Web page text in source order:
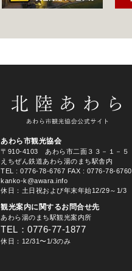
あわら市観光協会
〒910-4103 あわら市二面３３－１－５
えちぜん鉄道あわら湯のまち駅舎内
TEL
: 0776-78-6767 FAX : 0776-78-6760
kanko-k@awara.info
休日：土日祝および年末年始12/29～1/3
観光案内に関するお問合せ先
あわら湯のまち駅観光案内所
TEL：0776-77-1877
休日：12/31〜1/3のみ